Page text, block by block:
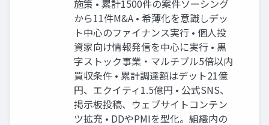
施策 • 累計1500件の案件ソーシング
から11件M&A • 希薄化を意識しデッ
ト中心のファイナンス実行 • 個人投
資家向け情報発信を中心に実行 • 黒
字ストック事業・マルチプル5倍以内
買収条件 • 累計調達額はデット21億
円、エクイティ1.5億円 • 公式SNS、
掲示板投稿、ウェブサイトコンテン
ツ拡充 • DDやPMIを型化。組織内の